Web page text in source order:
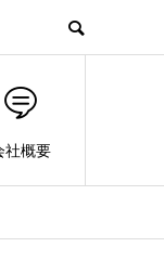
社概要